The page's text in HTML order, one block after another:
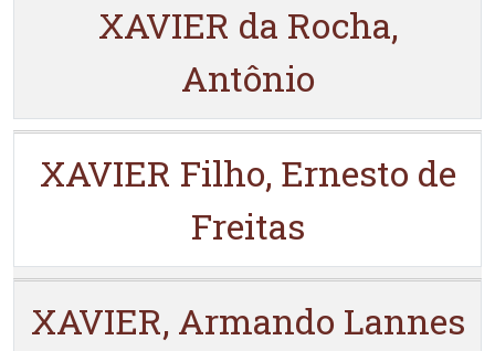
XAVIER da Rocha,
Antônio
XAVIER Filho, Ernesto de
Freitas
XAVIER, Armando Lannes